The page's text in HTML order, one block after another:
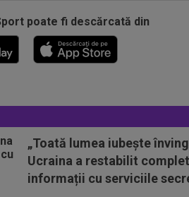
poate fi descărcată din
„Toată lumea iubește
Ucraina a restabilit
informații cu serviciile